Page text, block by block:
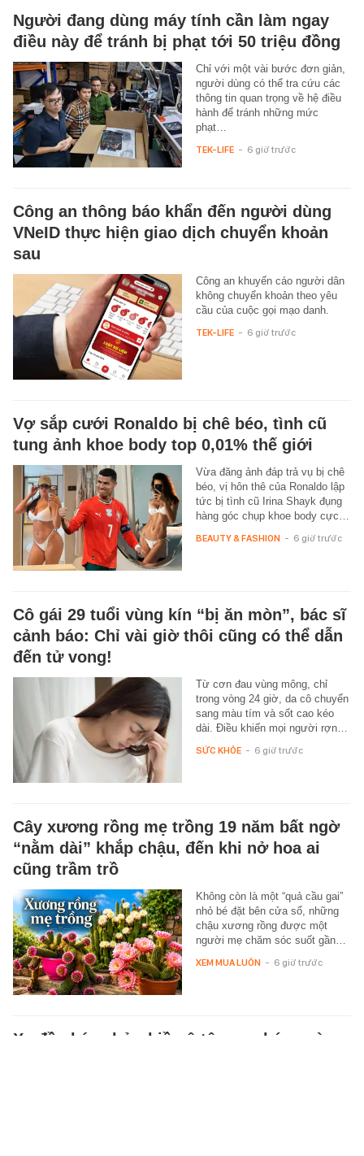
Người đang dùng máy tính cần làm ngay
điều này để tránh bị phạt tới 50 triệu đồng
Chỉ với một vài bước đơn giản,
người dùng có thể tra cứu các
thông tin quan trọng về hệ điều
hành để tránh những mức
phạt…
TEK-LIFE - 6 giờ trước
Công an thông báo khẩn đến người dùng
VNeID thực hiện giao dịch chuyển khoản
sau
Công an khuyến cáo người dân
không chuyển khoản theo yêu
cầu của cuộc gọi mạo danh.
TEK-LIFE - 6 giờ trước
Vợ sắp cưới Ronaldo bị chê béo, tình cũ
tung ảnh khoe body top 0,01% thế giới
Vừa đăng ảnh đáp trả vụ bị chê
béo, vị hôn thê của Ronaldo lập
tức bị tình cũ Irina Shayk đụng
hàng góc chụp khoe body cực…
BEAUTY & FASHION - 6 giờ trước
Cô gái 29 tuổi vùng kín “bị ăn mòn”, bác sĩ
cảnh báo: Chỉ vài giờ thôi cũng có thể dẫn
đến tử vong!
Từ cơn đau vùng mông, chỉ
trong vòng 24 giờ, da cô chuyển
sang màu tím và sốt cao kéo
dài. Điều khiến mọi người rợn…
SỨC KHỎE - 6 giờ trước
Cây xương rồng mẹ trồng 19 năm bất ngờ
“nằm dài” khắp chậu, đến khi nở hoa ai
cũng trầm trồ
Không còn là một “quả cầu gai”
nhỏ bé đặt bên cửa sổ, những
chậu xương rồng được một
người mẹ chăm sóc suốt gần…
XEM MUA LUÔN - 6 giờ trước
Xe đầu kéo chở nhiều ô tô con cháy ngùn